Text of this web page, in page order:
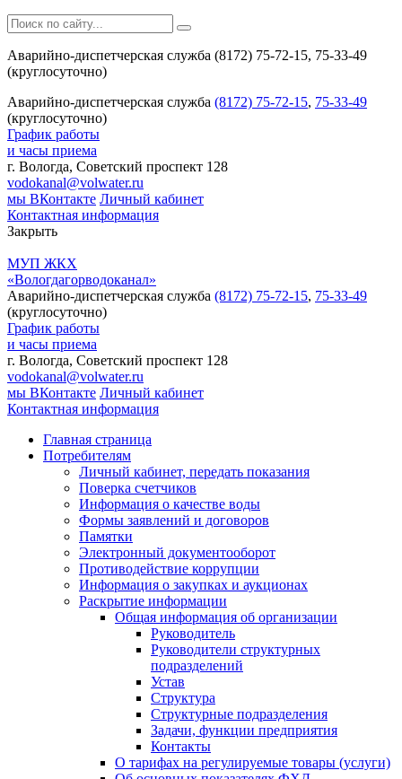
Аварийно-диспетчерская служба (8172) 75-72-15, 75-33-49
(круглосуточно)
Аварийно-диспетчерская служба (8172) 75-72-15, 75-33-49
(круглосуточно)
График работы
и часы приема
г. Вологда, Советский проспект 128
vodokanal@volwater.ru
мы ВКонтакте Личный кабинет
Контактная информация
Закрыть
МУП ЖКХ
«Вологдагорводоканал»
Аварийно-диспетчерская служба (8172) 75-72-15, 75-33-49
(круглосуточно)
График работы
и часы приема
г. Вологда, Советский проспект 128
vodokanal@volwater.ru
мы ВКонтакте Личный кабинет
Контактная информация
Главная страница
Потребителям
Личный кабинет, передать показания
Поверка счетчиков
Информация о качестве воды
Формы заявлений и договоров
Памятки
Электронный документооборот
Противодействие коррупции
Информация о закупках и аукционах
Раскрытие информации
Общая информация об организации
Руководитель
Руководители структурных
подразделений
Устав
Структура
Структурные подразделения
Задачи, функции предприятия
Контакты
О тарифах на регулируемые товары (услуги)